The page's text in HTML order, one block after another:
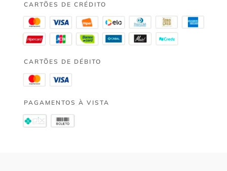
CARTÕES DE CRÉDITO
CARTÕES DE DÉBITO
PAGAMENTOS À VISTA